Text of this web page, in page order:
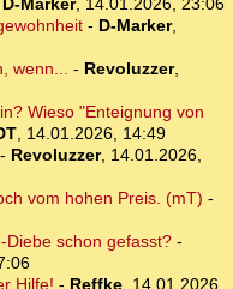
D-Marker, 14.01.2026, 23:06
- D-Marker,
wenn... - Revoluzzer,
Wieso "Enteignung von
, 14.01.2026, 14:49
- Revoluzzer, 14.01.2026,
vom hohen Preis. (mT) -
schon gefasst?-
Hilfe! - Reffke, 14.01.2026,